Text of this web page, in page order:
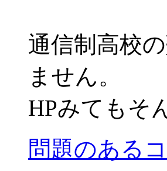
通信制高校
ません。
HPみてもそ
問題のある